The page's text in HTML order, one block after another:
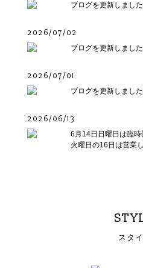
ブログを更新しまし
2026/07/02
ブログを更新しました
2026/07/01
ブログを更新しまし
2026/06/13
6月14日日曜日は臨
火曜日の16日は営業
スタ